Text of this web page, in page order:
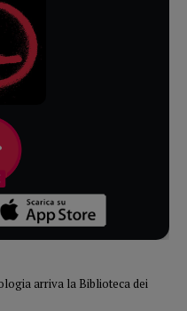
arriva la Biblioteca dei